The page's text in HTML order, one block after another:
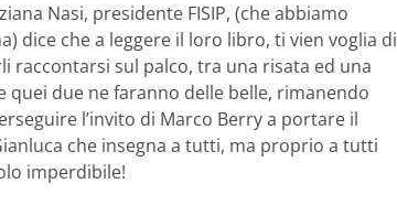
Nasi, presidente FISIP, (che abbiamo
dice che a leggere il loro libro, ti vien voglia di
raccontarsi sul palco, tra una risata ed una
due ne faranno delle belle, rimanendo
l’invito di Marco Berry a portare il
che insegna a tutti, ma proprio a tutti
imperdibile!